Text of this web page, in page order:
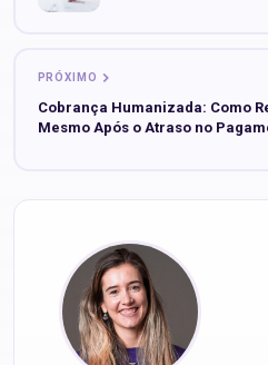
PRÓXIMO
Cobrança Humanizada: Como
Mesmo Após o Atraso no